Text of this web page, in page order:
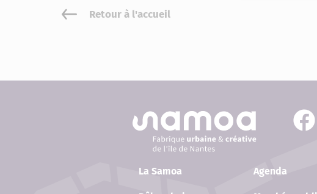
Retour à l'accueil
La Samoa Agenda